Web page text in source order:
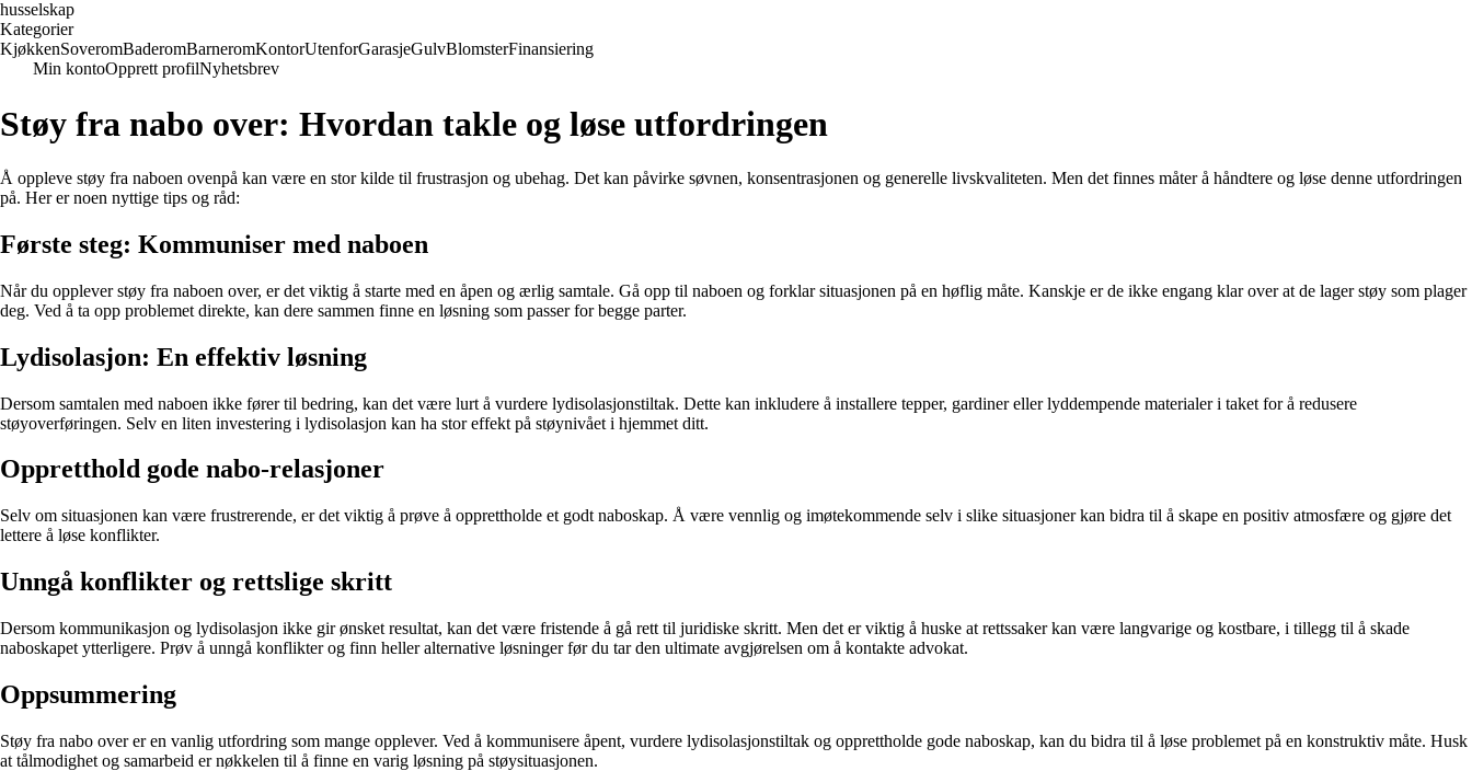
husselskap
Kategorier
KjøkkenSoveromBaderomBarneromKontorUtenforGarasjeGulvBlomsterFinansiering
Min kontoOpprett profilNyhetsbrev
Støy fra nabo over: Hvordan takle og løse utfordringen
Å oppleve støy fra naboen ovenpå kan være en stor kilde til frustrasjon og ubehag. Det kan påvirke søvnen, konsentrasjonen og generelle livskvaliteten. Men det finnes måter å håndtere og løse denne utfordringen
på. Her er noen nyttige tips og råd:
Første steg: Kommuniser med naboen
Når du opplever støy fra naboen over, er det viktig å starte med en åpen og ærlig samtale. Gå opp til naboen og forklar situasjonen på en høflig måte. Kanskje er de ikke engang klar over at de lager støy som plager
deg. Ved å ta opp problemet direkte, kan dere sammen finne en løsning som passer for begge parter.
Lydisolasjon: En effektiv løsning
Dersom samtalen med naboen ikke fører til bedring, kan det være lurt å vurdere lydisolasjonstiltak. Dette kan inkludere å installere tepper, gardiner eller lyddempende materialer i taket for å redusere
støyoverføringen. Selv en liten investering i lydisolasjon kan ha stor effekt på støynivået i hjemmet ditt.
Oppretthold gode nabo-relasjoner
Selv om situasjonen kan være frustrerende, er det viktig å prøve å opprettholde et godt naboskap. Å være vennlig og imøtekommende selv i slike situasjoner kan bidra til å skape en positiv atmosfære og gjøre det
lettere å løse konflikter.
Unngå konflikter og rettslige skritt
Dersom kommunikasjon og lydisolasjon ikke gir ønsket resultat, kan det være fristende å gå rett til juridiske skritt. Men det er viktig å huske at rettssaker kan være langvarige og kostbare, i tillegg til å skade
naboskapet ytterligere. Prøv å unngå konflikter og finn heller alternative løsninger før du tar den ultimate avgjørelsen om å kontakte advokat.
Oppsummering
Støy fra nabo over er en vanlig utfordring som mange opplever. Ved å kommunisere åpent, vurdere lydisolasjonstiltak og opprettholde gode naboskap, kan du bidra til å løse problemet på en konstruktiv måte. Husk
at tålmodighet og samarbeid er nøkkelen til å finne en varig løsning på støysituasjonen.